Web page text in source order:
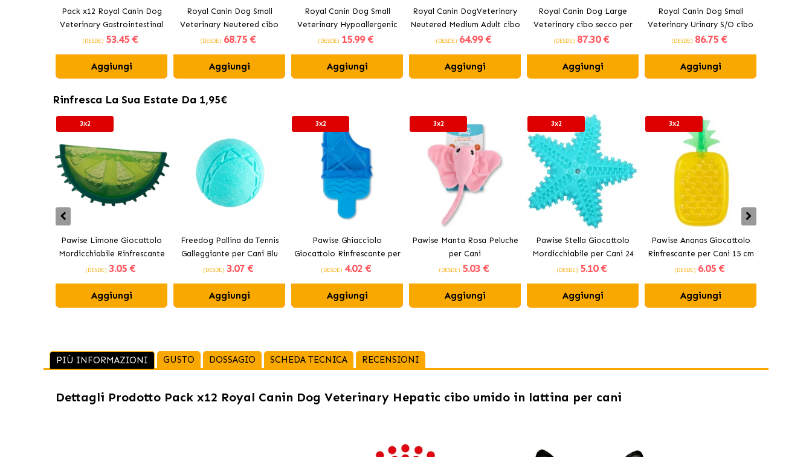
Pack x12 Royal Canin Dog
Veterinary Gastrointestinal
cibo umido in lattina per
(DESDE) 53.45 €
Aggiungi
Royal Canin Dog Small
Veterinary Neutered cibo
secco per cani di taglia
(DESDE) 68.75 €
Aggiungi
Royal Canin Dog Small
Veterinary Hypoallergenic
per cani di piccola taglia
(DESDE) 15.99 €
Aggiungi
Royal Canin DogVeterinary
Neutered Medium Adult cibo
secco Per Cani Adulti di
Sterilizzazione
(DESDE) 64.99 €
Aggiungi
Royal Canin Dog Large
Veterinary cibo secco per
cani di taglia grande
(DESDE) 87.30 €
Aggiungi
Royal Canin Dog Small
Veterinary Urinary S/O cibo
secco per cani di piccola
(DESDE) 86.75 €
Aggiungi
Rinfresca La Sua Estate Da 1,95€
3x2
Pawise Limone Giocattolo
Mordicchiabile Rinfrescante
per Cani 12 cm
(DESDE) 3.05 €
Aggiungi
Freedog Pallina da Tennis
Galleggiante per Cani Blu
(DESDE) 3.07 €
Aggiungi
3x2
Pawise Ghiacciolo
Giocattolo Rinfrescante per
Cani
(DESDE) 4.02 €
Aggiungi
3x2
Pawise Manta Rosa Peluche
per Cani
(DESDE) 5.03 €
Aggiungi
3x2
Pawise Stella Giocattolo
Mordicchiabile per Cani 24
cm
(DESDE) 5.10 €
Aggiungi
3x2
Pawise Ananas Giocattolo
Rinfrescante per Cani 15 cm
(DESDE) 6.05 €
Aggiungi
PIÙ INFORMAZIONI GUSTO DOSSAGIO SCHEDA TECNICA RECENSIONI
Dettagli Prodotto Pack x12 Royal Canin Dog Veterinary Hepatic cibo umido in lattina per cani